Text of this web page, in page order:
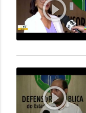
play_circle_outline
play_circle_outline